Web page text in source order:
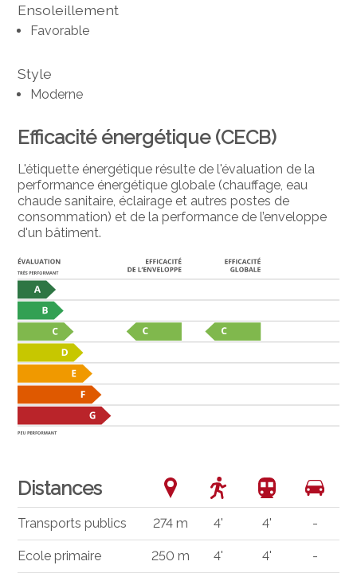
Ensoleillement
Favorable
Style
Moderne
Efficacité énergétique (CECB)
L'étiquette énergétique résulte de l'évaluation de la
performance énergétique globale (chauffage, eau
chaude sanitaire, éclairage et autres postes de
consommation) et de la performance de l’enveloppe
d'un bâtiment.
Distances
Transports publics 274 m 4' 4' -
Ecole primaire 250 m 4' 4' -